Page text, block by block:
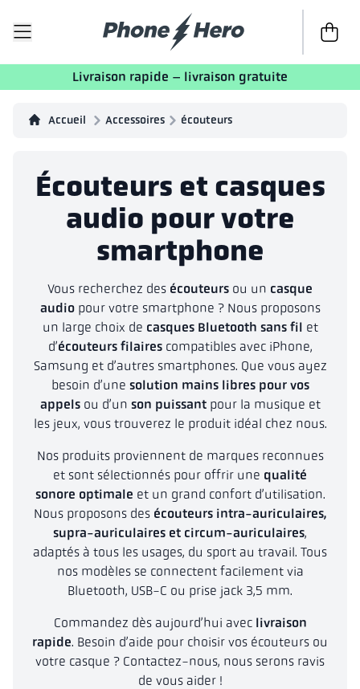
Passer
Livraison rapide – livraison gratuite
Accueil Accessoires écouteurs
Écouteurs et casques
audio pour votre
smartphone
Vous recherchez des écouteurs ou un casque
audiopour votre smartphone ? Nous proposons
un large choix de casques Bluetooth sans fil et
d’écouteurs filairescompatibles avec iPhone,
Samsung et d’autres smartphones. Que vous ayez
besoin d’une solution mains libres pour vos
appelsou d’un son puissantpour la musique et
les jeux, vous trouverez le produit idéal chez nous.
Nos produits proviennent de marques reconnues
et sont sélectionnés pour offrir une qualité
sonore optimale et un grand confort d’utilisation.
Nous proposons des écouteurs intra-auriculaires,
supra-auriculaires et circum-auriculaires,
adaptés à tous les usages, du sport au travail. Tous
nos modèles se connectent facilement via
Bluetooth, USB-C ou prise jack 3,5 mm.
Commandez dès aujourd’hui avec livraison
rapide. Besoin d’aide pour choisir vos écouteurs ou
votre casque ? Contactez-nous, nous serons ravis
de vous aider !